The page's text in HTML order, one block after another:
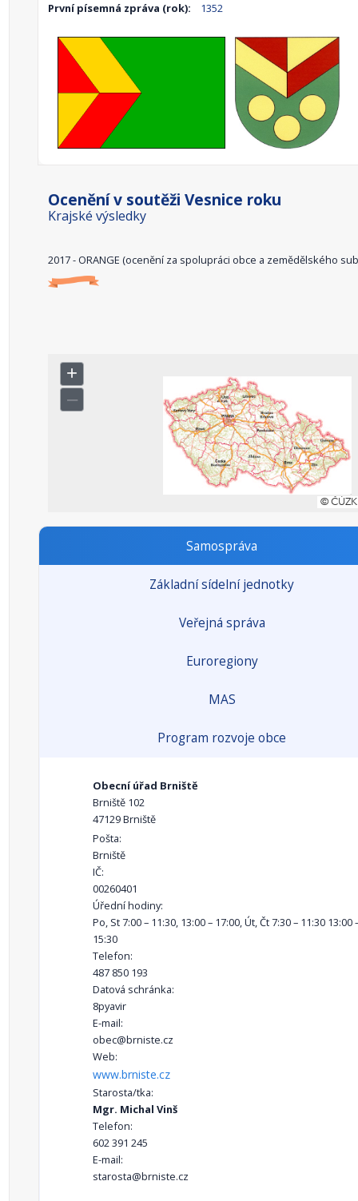
První písemná zpráva (rok):
1352
Ocenění v soutěži Vesnice roku
Krajské výsledky
2017 - ORANGE (ocenění za spolupráci obce a zemědělského
Samospráva
Základní sídelní jednotky
Veřejná správa
Euroregiony
MAS
Program rozvoje obce
Obecní úřad Brniště
Brniště 102
47129 Brniště
Pošta:
Brniště
IČ:
00260401
Úřední hodiny:
Po, St 7:00 – 11:30, 13:00 – 17:00, Út, Čt 7:30 – 11:30 13:00
15:30
Telefon:
487 850 193
Datová schránka:
8pyavir
E-mail:
obec@brniste.cz
Web:
www.brniste.cz
Starosta/tka:
Mgr. Michal Vinš
Telefon:
602 391 245
E-mail:
starosta@brniste.cz